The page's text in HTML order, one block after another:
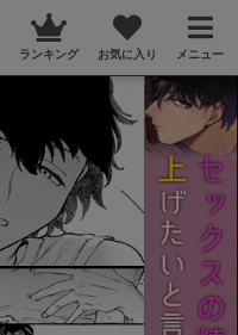
ランキング お気に入り メニュー